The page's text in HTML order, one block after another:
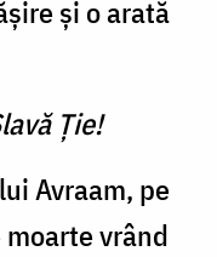
şi o arată
Ţie!
Avraam, pe
vrând